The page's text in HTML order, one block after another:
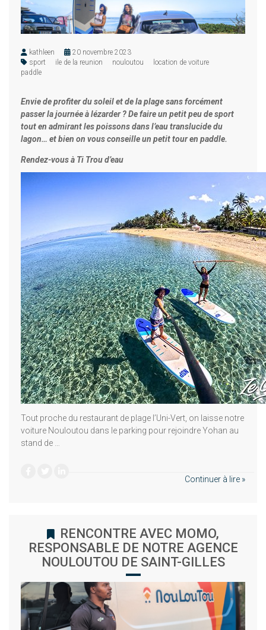
kathleen
20 novembre 2023
sport
ile de la reunion nouloutou
location de voiture
paddle
Envie de profiter du soleil et de la plage sans forcément
passer la journée à lézarder ? De faire un petit peu de sport
tout en admirant les poissons dans l’eau translucide du
lagon… et bien on vous conseille un petit tour en paddle.
Rendez-vous à Ti Trou d’eau
Tout proche du restaurant de plage l’Uni-Vert, on laisse notre
voiture Nouloutou dans le parking pour rejoindre Yohan au
stand de …
Continuer à lire »
RENCONTRE AVEC MOMO,
RESPONSABLE DE NOTRE AGENCE
NOULOUTOU DE SAINT-GILLES